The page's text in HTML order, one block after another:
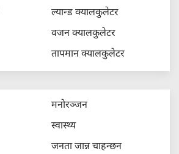
ल्यान्ड क्यालकुलेटर
वजन क्यालकुलेटर
तापमान क्यालकुलेटर
मनोरञ्जन
स्वास्थ्य
जनता जान्न चाहन्छन